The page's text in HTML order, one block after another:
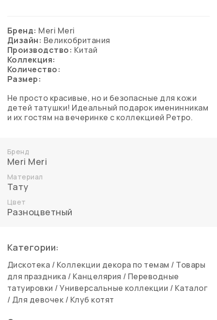
Бренд: Meri Meri
Дизайн: Великобритания
Производство: Китай
Коллекция:
Количество:
Размер:
Не просто красивые, но и безопасные для кожи
детей татушки! Идеальный подарок именинникам
и их гостям на вечеринке с коллекцией Ретро.
Бренд
Meri Meri
Материал
Тату
Цвет
Разноцветный
Категории:
Дискотека / Коллекции декора по темам / Товары
для праздника / Канцелярия / Переводные
татуировки /Универсальные коллекции / Каталог
/ Для девочек / Клуб котят